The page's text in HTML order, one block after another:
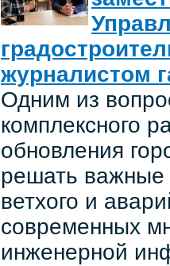
журналистом
Одним из
комплексного
обновления
решать важные
ветхого и
современных
инженерной